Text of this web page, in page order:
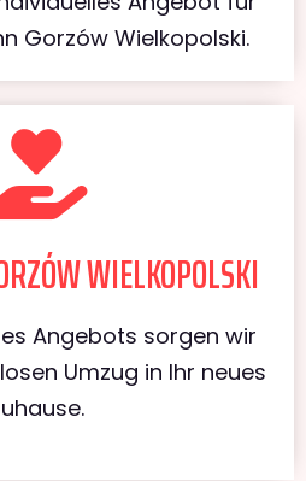
Gorzów Wielkopolski.
WIELKOPOLSKI
Angebots sorgen wir
Umzug in Ihr neues